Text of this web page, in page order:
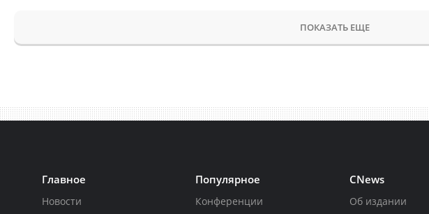
ПОКАЗАТЬ ЕЩЕ
Главное
Новости
Популярное
Конференции
CNews
Об издании